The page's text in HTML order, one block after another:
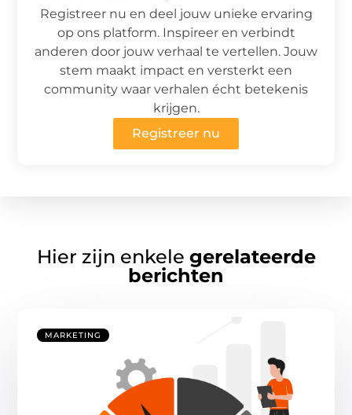
Registreer nu en deel jouw unieke ervaring
op ons platform. Inspireer en verbindt
anderen door jouw verhaal te vertellen. Jouw
stem maakt impact en versterkt een
community waar verhalen écht betekenis
krijgen.
Registreer nu
Hier zijn enkele gerelateerde
berichten
MARKETING